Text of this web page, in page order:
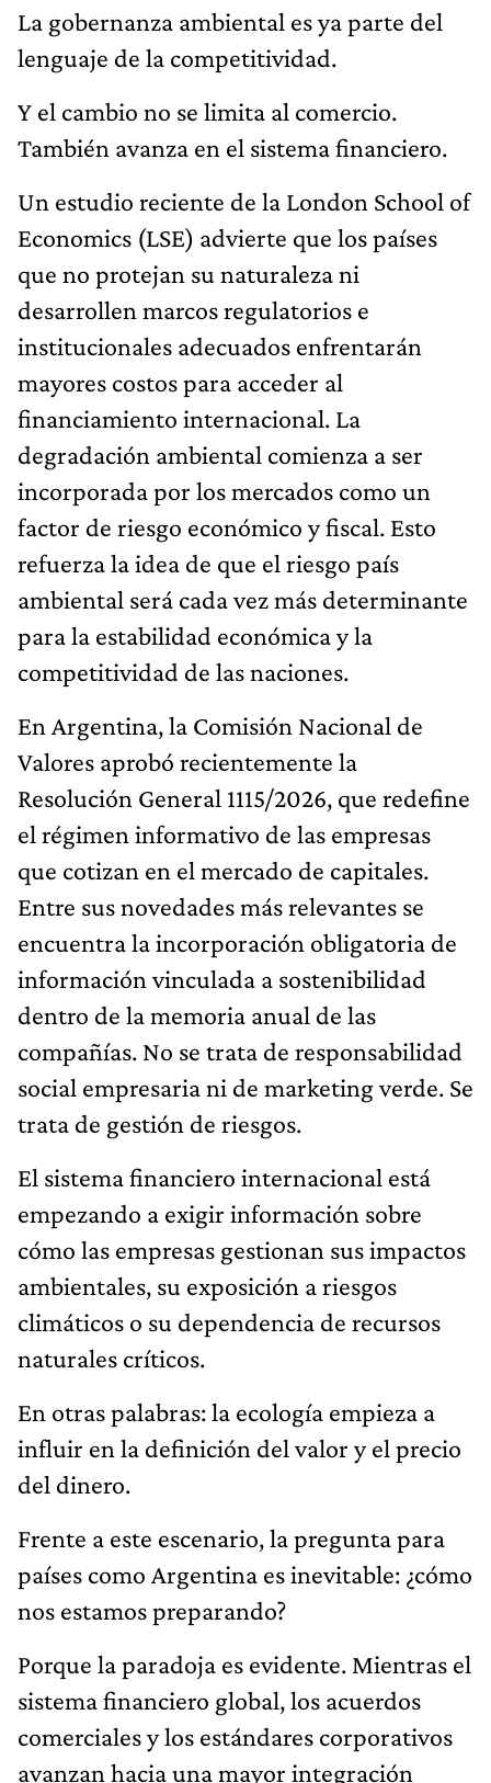
La gobernanza ambiental es ya parte del
lenguaje de la competitividad.
Y el cambio no se limita al comercio.
También avanza en el sistema financiero.
Un estudio reciente de la London School of
Economics (LSE) advierte que los países
que no protejan su naturaleza ni
desarrollen marcos regulatorios e
institucionales adecuados enfrentarán
mayores costos para acceder al
financiamiento internacional. La
degradación ambiental comienza a ser
incorporada por los mercados como un
factor de riesgo económico y fiscal. Esto
refuerza la idea de que el riesgo país
ambiental será cada vez más determinante
para la estabilidad económica y la
competitividad de las naciones.
En Argentina, la Comisión Nacional de
Valores aprobó recientemente la
Resolución General 1115/2026, que redefine
el régimen informativo de las empresas
que cotizan en el mercado de capitales.
Entre sus novedades más relevantes se
encuentra la incorporación obligatoria de
información vinculada a sostenibilidad
dentro de la memoria anual de las
compañías. No se trata de responsabilidad
social empresaria ni de marketing verde. Se
trata de gestión de riesgos.
El sistema financiero internacional está
empezando a exigir información sobre
cómo las empresas gestionan sus impactos
ambientales, su exposición a riesgos
climáticos o su dependencia de recursos
naturales críticos.
En otras palabras: la ecología empieza a
influir en la definición del valor y el precio
del dinero.
Frente a este escenario, la pregunta para
países como Argentina es inevitable: ¿cómo
nos estamos preparando?
Porque la paradoja es evidente. Mientras el
sistema financiero global, los acuerdos
comerciales y los estándares corporativos
avanzan hacia una mayor integración